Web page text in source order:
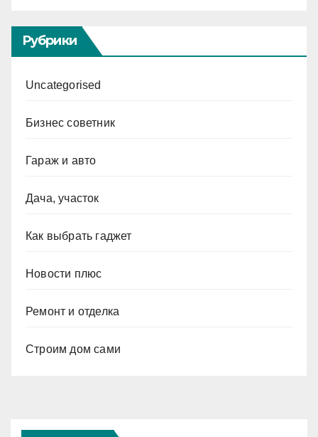
Рубрики
Uncategorised
Бизнес советник
Гараж и авто
Дача, участок
Как выбрать гаджет
Новости плюс
Ремонт и отделка
Строим дом сами